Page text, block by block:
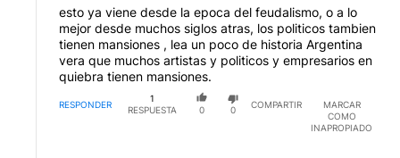
esto ya viene desde la epoca del feudalismo, o a lo
mejor desde muchos siglos atras, los politicos tambien
tienen mansiones , lea un poco de historia Argentina
vera que muchos artistas y politicos y empresarios en
quiebra tienen mansiones.
RESPONDER
1
RESPUESTA
0 0
COMPARTIR
MARCAR
COMO
INAPROPIADO